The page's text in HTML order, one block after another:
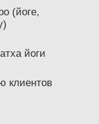
(йоге,
йоги
клиентов